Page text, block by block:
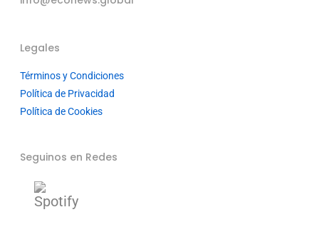
Legales
Términos y Condiciones
Política de Privacidad
Política de Cookies
Seguinos en Redes